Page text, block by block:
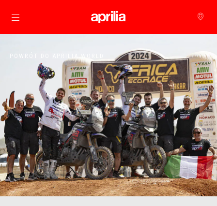
Idź do strony głównej
POWRÓT DO APRILIA WORLD